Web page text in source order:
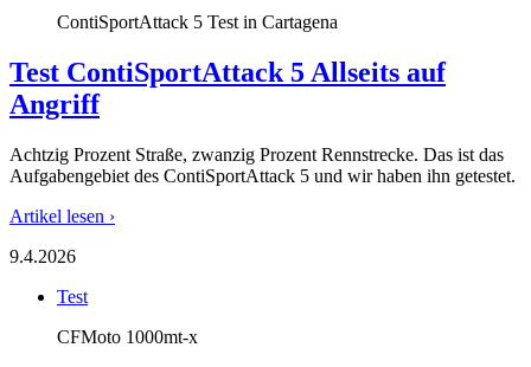
ContiSportAttack 5 Test in Cartagena
Test ContiSportAttack 5Allseits auf
Angriff
Achtzig Prozent Straße, zwanzig Prozent Rennstrecke. Das ist das
Aufgabengebiet des ContiSportAttack 5 und wir haben ihn getestet.
Artikel lesen ›
9.4.2026
Test
CFMoto 1000mt-x